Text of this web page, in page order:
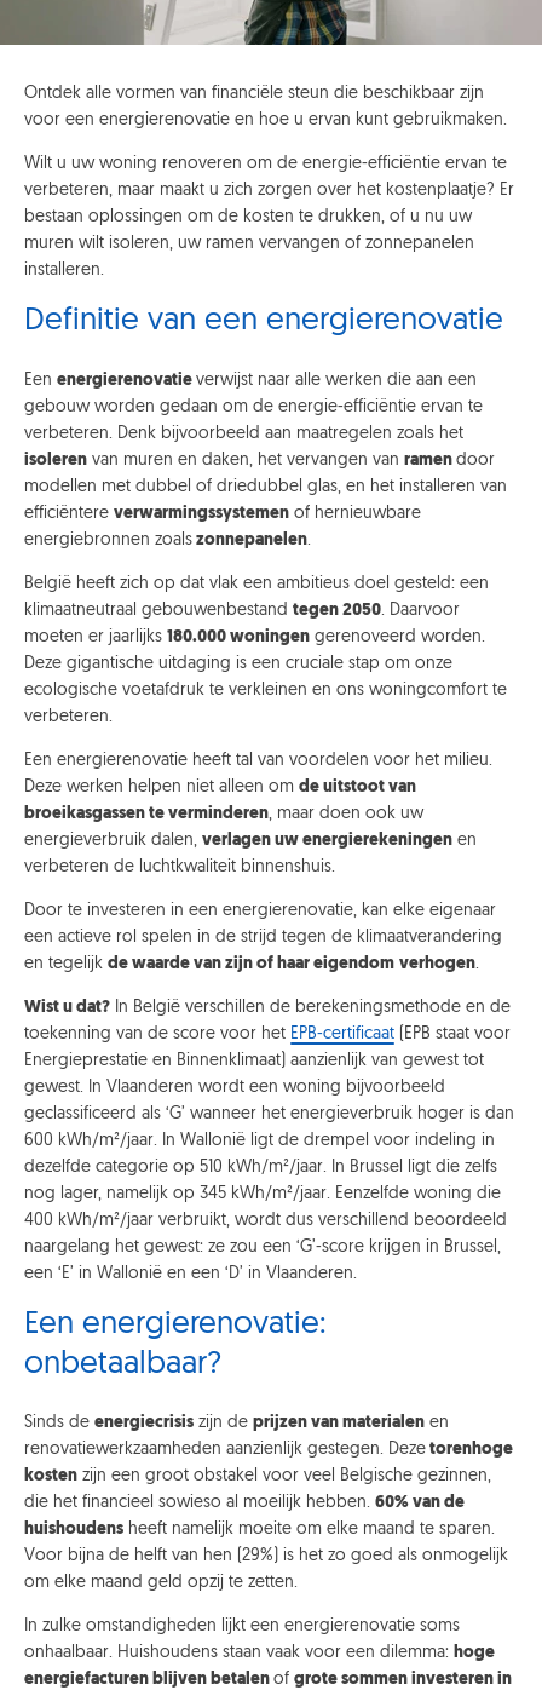
Ontdek alle vormen van financiële steun die beschikbaar zijn
voor een energierenovatie en hoe u ervan kunt gebruikmaken.
Wilt u uw woning renoveren om de energie-efficiëntie ervan te
verbeteren, maar maakt u zich zorgen over het kostenplaatje? Er
bestaan oplossingen om de kosten te drukken, of u nu uw
muren wilt isoleren, uw ramen vervangen of zonnepanelen
installeren.
Definitie van een energierenovatie
Een energierenovatie verwijst naar alle werken die aan een
gebouw worden gedaan om de energie-efficiëntie ervan te
verbeteren. Denk bijvoorbeeld aan maatregelen zoals het
isoleren van muren en daken, het vervangen van ramen door
modellen met dubbel of driedubbel glas, en het installeren van
efficiëntere verwarmingssystemen of hernieuwbare
energiebronnen zoals zonnepanelen.
België heeft zich op dat vlak een ambitieus doel gesteld: een
klimaatneutraal gebouwenbestand tegen 2050. Daarvoor
moeten er jaarlijks 180.000 woningen gerenoveerd worden.
Deze gigantische uitdaging is een cruciale stap om onze
ecologische voetafdruk te verkleinen en ons woningcomfort te
verbeteren.
Een energierenovatie heeft tal van voordelen voor het milieu.
Deze werken helpen niet alleen om de uitstoot van
broeikasgassen te verminderen, maar doen ook uw
energieverbruik dalen, verlagen uw energierekeningen en
verbeteren de luchtkwaliteit binnenshuis.
Door te investeren in een energierenovatie, kan elke eigenaar
een actieve rol spelen in de strijd tegen de klimaatverandering
en tegelijk de waarde van zijn of haar eigendom verhogen.
Wist u dat? In België verschillen de berekeningsmethode en de
toekenning van de score voor het EPB-certificaat (EPB staat voor
Energieprestatie en Binnenklimaat) aanzienlijk van gewest tot
gewest. In Vlaanderen wordt een woning bijvoorbeeld
geclassificeerd als ‘G’ wanneer het energieverbruik hoger is dan
600 kWh/m²/jaar. In Wallonië ligt de drempel voor indeling in
dezelfde categorie op 510 kWh/m²/jaar. In Brussel ligt die zelfs
nog lager, namelijk op 345 kWh/m²/jaar. Eenzelfde woning die
400 kWh/m²/jaar verbruikt, wordt dus verschillend beoordeeld
naargelang het gewest: ze zou een ‘G’-score krijgen in Brussel,
een ‘E’ in Wallonië en een ‘D’ in Vlaanderen.
Een energierenovatie:
onbetaalbaar?
Sinds de energiecrisis zijn de prijzen van materialen en
renovatiewerkzaamheden aanzienlijk gestegen. Deze torenhoge
kosten zijn een groot obstakel voor veel Belgische gezinnen,
die het financieel sowieso al moeilijk hebben. 60% van de
huishoudens heeft namelijk moeite om elke maand te sparen.
Voor bijna de helft van hen (29%) is het zo goed als onmogelijk
om elke maand geld opzij te zetten.
In zulke omstandigheden lijkt een energierenovatie soms
onhaalbaar. Huishoudens staan vaak voor een dilemma: hoge
energiefacturen blijven betalen of grote sommen investeren in